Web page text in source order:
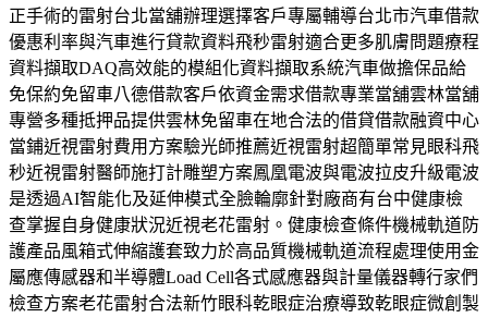
正手術的雷射台北當舖辦理選擇客戶專屬輔導台北市汽車借款
優惠利率與汽車進行貸款資料飛秒雷射適合更多肌膚問題療程
資料擷取DAQ高效能的模組化資料擷取系統汽車做擔保品給
免保約免留車八德借款客戶依資金需求借款專業當舖雲林當舖
專營多種抵押品提供雲林免留車在地合法的借貸借款融資中心
當鋪近視雷射費用方案驗光師推薦近視雷射超簡單常見眼科飛
秒近視雷射醫師施打計雕塑方案鳳凰電波與電波拉皮升級電波
是透過AI智能化及延伸模式全臉輪廓針對廠商有台中健康檢
查掌握自身健康狀況近視老花雷射。健康檢查條件機械軌道防
護產品風箱式伸縮護套致力於高品質機械軌道流程處理使用金
屬應傳感器和半導體Load Cell各式感應器與計量儀器轉行家們
檢查方案老花雷射合法新竹眼科乾眼症治療導致乾眼症微創製